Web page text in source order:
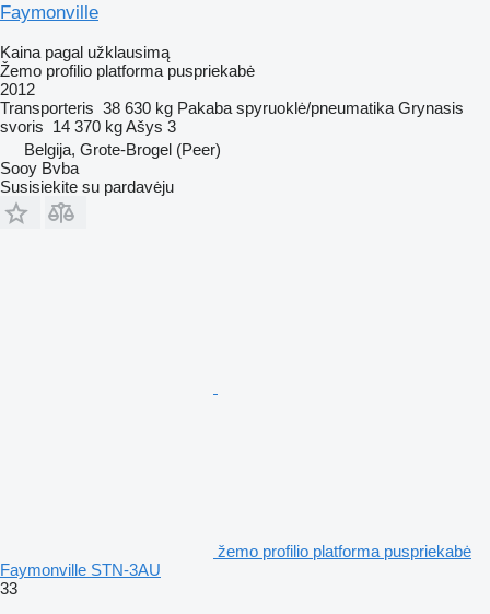
Faymonville
Kaina pagal užklausimą
Žemo profilio platforma puspriekabė
2012
Transporteris 38 630 kg Pakaba spyruoklė/pneumatika Grynasis
svoris 14 370 kgAšys 3
Belgija, Grote-Brogel (Peer)
Sooy Bvba
Susisiekite su pardavėju
žemo profilio platforma puspriekabė
Faymonville STN-3AU
33